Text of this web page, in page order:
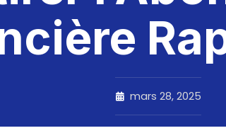
mars 28, 2025